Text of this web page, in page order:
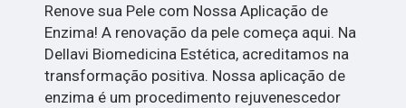
Renove sua Pele com Nossa Aplicação de
Enzima! A renovação da pele começa aqui. Na
Dellavi Biomedicina Estética, acreditamos na
transformação positiva. Nossa aplicação de
enzima é um procedimento rejuvenescedor